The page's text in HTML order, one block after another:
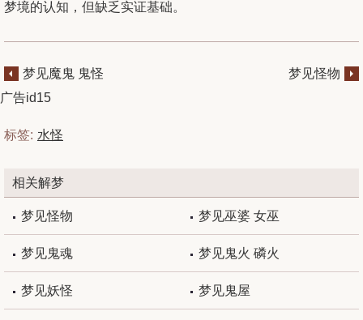
梦境的认知，但缺乏实证基础。
梦见魔鬼 鬼怪
梦见怪物
广告id15
标签: 水怪
相关解梦
梦见怪物 梦见巫婆 女巫
梦见鬼魂 梦见鬼火 磷火
梦见妖怪 梦见鬼屋